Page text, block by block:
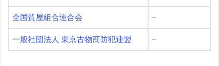
全国質屋組合連合会 –
一般社団法人 東京古物商防犯連盟 –